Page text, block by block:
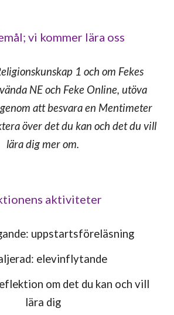
vi kommer lära oss
1 och om Fekes
NE och Feke Online, utöva
att besvara en Mentimeter
över det du kan och det du vill
lära dig mer om.
aktiviteter
: uppstartsföreläsning
: elevinflytande
om det du kan och vill
lära dig